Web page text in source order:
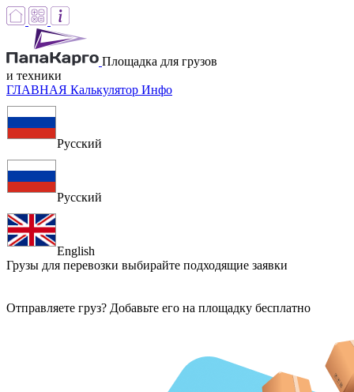
Площадка для грузов
и техники
ГЛАВНАЯ Калькулятор Инфо
Русский
Русский
English
Грузы для перевозки выбирайте подходящие заявки
Отправляете груз? Добавьте его на площадку бесплатно